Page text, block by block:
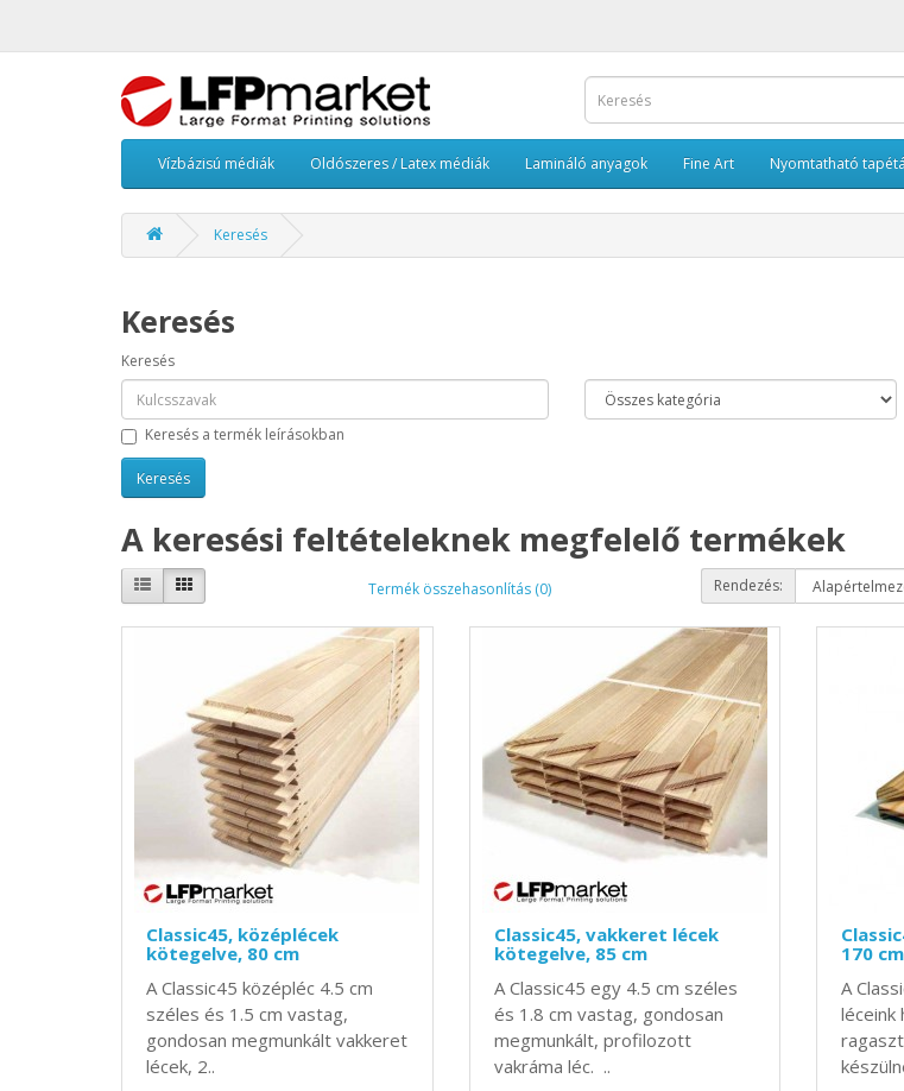
Vízbázisú médiák Oldószeres / Latex médiák Lamináló anyagok Fine Art Nyomtatható
Keresés
Keresés
Keresés
Keresés a termék leírásokban
A keresési feltételeknek megfelelő termékek
Termék összehasonlítás (0) Rendezés:
Classic45, középlécek
kötegelve, 80 cm
A Classic45 középléc 4.5 cm
széles és 1.5 cm vastag,
gondosan megmunkált vakkeret
lécek, 2..
Classic45, vakkeret lécek
kötegelve, 85 cm
A Classic45 egy 4.5 cm széles
és 1.8 cm vastag, gondosan
megmunkált, profilozott
vakráma léc. ..
170 cm
A